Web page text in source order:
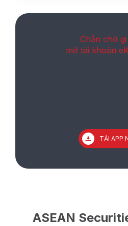
Chần chờ
mở tài khoản
TẢI APP
ASEAN